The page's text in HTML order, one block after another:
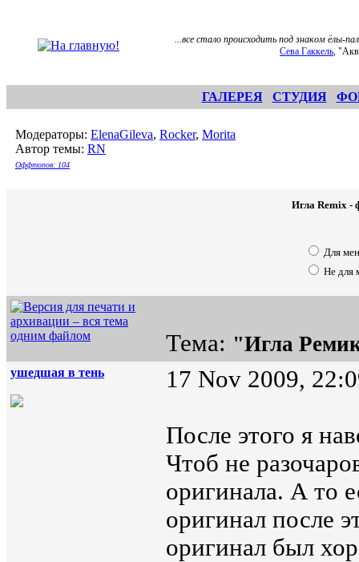
...все стало происходить под знаком ёлы-
Сева Гаккель,
ГАЛЕРЕЯ СТУДИЯ
Модераторы: ElenaGileva, Rocker, Morita
Автор темы: RN
Оффтопов: 104
Игла Remix -
Для
Не для
Тема: "Игла
ушедшая в тень 17 Nov 2009,
После этого я
Чтоб не
оригинала. А то
оригинал после
оригинал был